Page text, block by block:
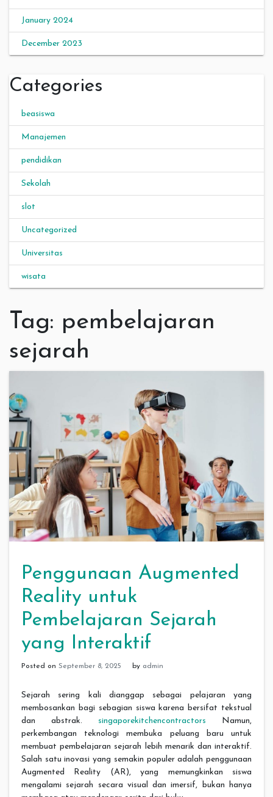
January 2024
December 2023
Categories
beasiswa
Manajemen
pendidikan
Sekolah
slot
Uncategorized
Universitas
wisata
Tag: pembelajaran
sejarah
Penggunaan Augmented
Reality untuk
Pembelajaran Sejarah
yang Interaktif
Posted on September 8, 2025 by admin
Sejarah sering kali dianggap sebagai pelajaran yang
membosankan bagi sebagian siswa karena bersifat tekstual
dan abstrak. singaporekitchencontractors Namun,
perkembangan teknologi membuka peluang baru untuk
membuat pembelajaran sejarah lebih menarik dan interaktif.
Salah satu inovasi yang semakin populer adalah penggunaan
Augmented Reality (AR), yang memungkinkan siswa
mengalami sejarah secara visual dan imersif, bukan hanya